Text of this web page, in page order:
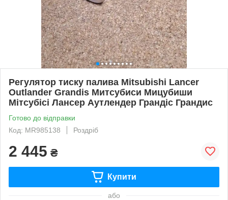
Регулятор тиску палива Mitsubishi Lancer
Outlander Grandis Митсубиси Мицубиши
Мітсубісі Лансер Аутлендер Грандіс Грандис
Готово до відправки
Код: MR985138
Роздріб
2 445 ₴
Купити
або